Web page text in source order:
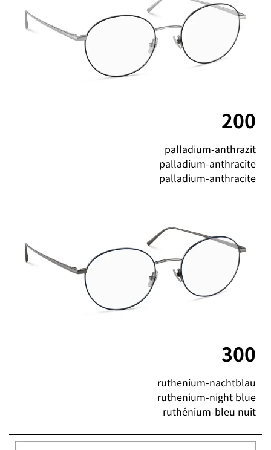
200
palladium-anthrazit
palladium-anthracite
palladium-anthracite
300
ruthenium-nachtblau
ruthenium-night blue
ruthénium-bleu nuit